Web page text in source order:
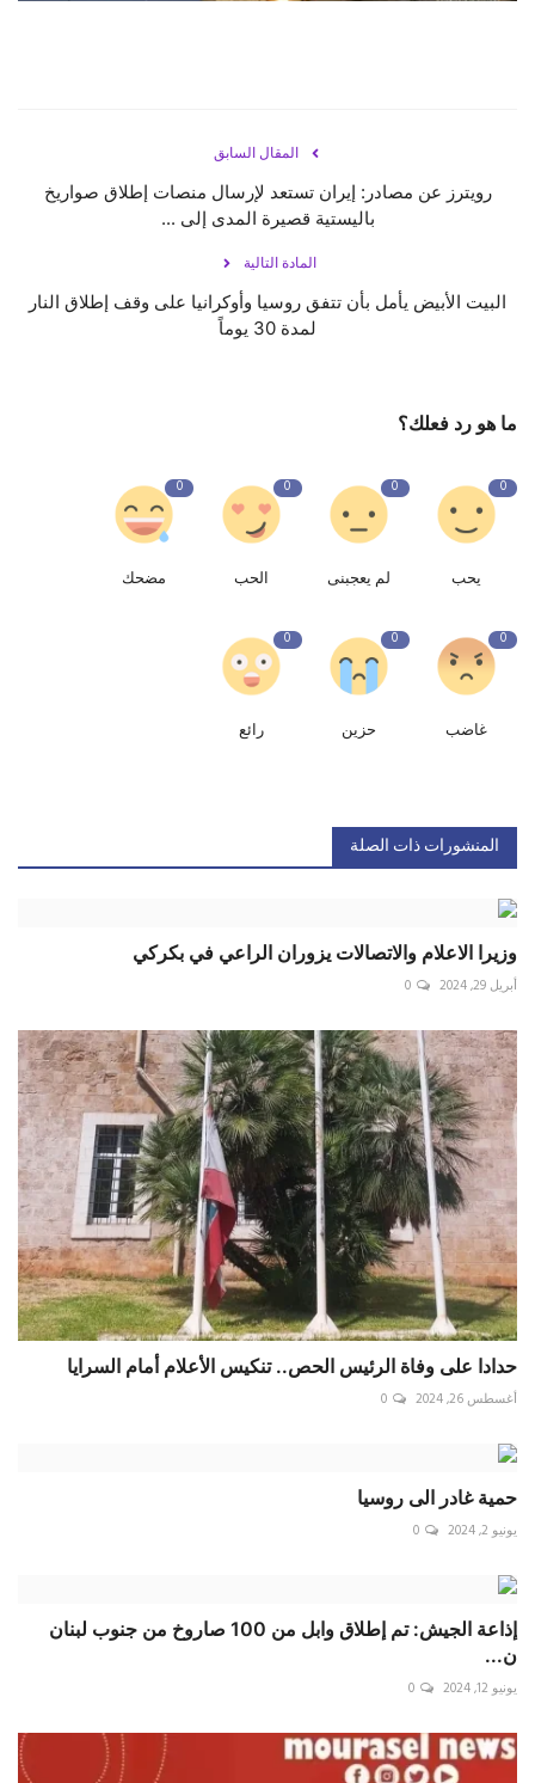
المقال السابق
رويترز عن مصادر: إيران تستعد لإرسال منصات إطلاق صواريخ
باليستية قصيرة المدى إلى ...
المادة التالية
البيت الأبيض يأمل بأن تتفق روسيا وأوكرانيا على وقف إطلاق النار
لمدة 30 يوماً
ما هو رد فعلك؟
0
يحب
0
لم يعجبنى
0
الحب
0
مضحك
0
غاضب
0
حزين
0
رائع
المنشورات ذات الصلة
وزيرا الاعلام والاتصالات يزوران الراعي في بكركي
أبريل 29, 2024 0
حدادا على وفاة الرئيس الحص.. تنكيس الأعلام أمام السرايا
أغسطس 26, 2024 0
حمية غادر الى روسيا
يونيو 2, 2024 0
إذاعة الجيش: تم إطلاق وابل من 100 صاروخ من جنوب لبنان
ن...
يونيو 12, 2024 0